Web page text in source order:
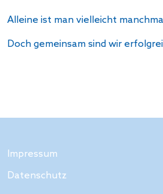
Alleine ist man vielleicht
Doch gemeinsam sind wir
Impressum
Datenschutz